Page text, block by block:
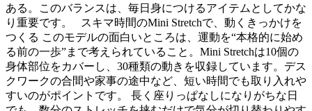
ある。このバランスは、毎日身につけるアイテムとしてかな
り重要です。 スキマ時間のMini Stretchで、動くきっかけを
つくる このモデルの面白いところは、運動を“本格的に始め
る前の一歩”まで考えられていること。Mini Stretchは10個の
身体部位をカバーし、30種類の動きを収録しています。デス
クワークの合間や家事の途中など、短い時間でも取り入れや
すいのがポイントです。 長く座りっぱなしになりがちな日